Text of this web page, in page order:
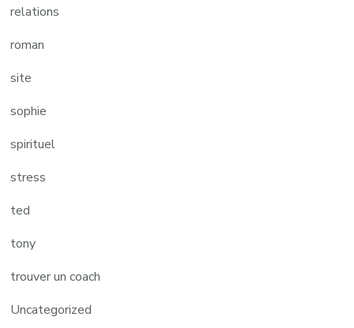
relations
roman
site
sophie
spirituel
stress
ted
tony
trouver un coach
Uncategorized